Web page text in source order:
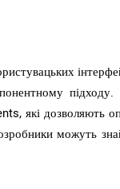
які дозволяють
можуть